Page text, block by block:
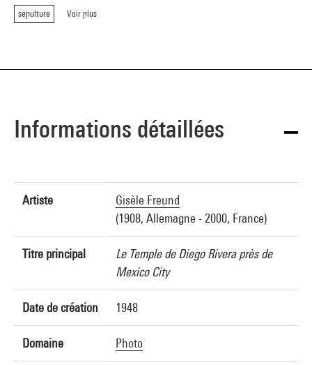
sépulture Voir plus
Informations détaillées
Artiste
Gisèle Freund
(1908, Allemagne - 2000, France)
Titre principal
Le Temple de Diego Rivera près de
Mexico City
Date de création 1948
Domaine Photo